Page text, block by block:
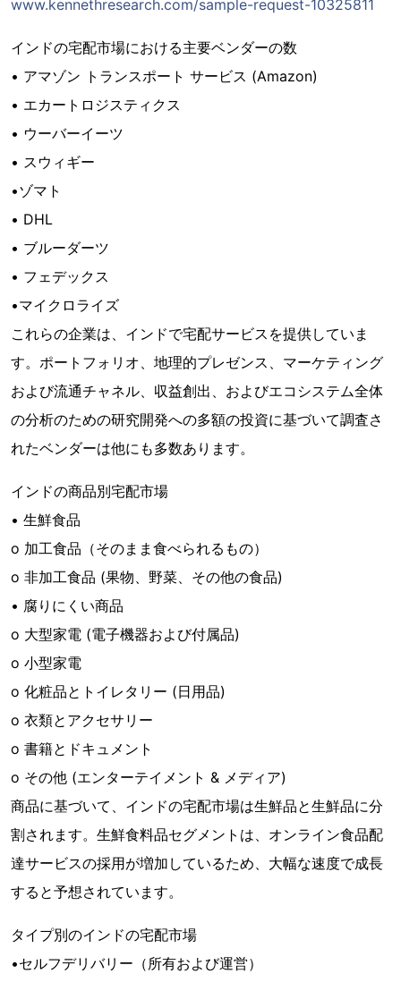
www.kennethresearch.com/sample-request-10325811
インドの宅配市場における主要ベンダーの数
• アマゾン トランスポート サービス (Amazon)
• エカートロジスティクス
• ウーバーイーツ
• スウィギー
•ゾマト
• DHL
• ブルーダーツ
• フェデックス
•マイクロライズ
これらの企業は、インドで宅配サービスを提供していま
す。ポートフォリオ、地理的プレゼンス、マーケティング
および流通チャネル、収益創出、およびエコシステム全体
の分析のための研究開発への多額の投資に基づいて調査さ
れたベンダーは他にも多数あります。
インドの商品別宅配市場
• 生鮮食品
o 加工食品（そのまま食べられるもの）
o 非加工食品 (果物、野菜、その他の食品)
• 腐りにくい商品
o 大型家電 (電子機器および付属品)
o 小型家電
o 化粧品とトイレタリー (日用品)
o 衣類とアクセサリー
o 書籍とドキュメント
o その他 (エンターテイメント & メディア)
商品に基づいて、インドの宅配市場は生鮮品と生鮮品に分
割されます。生鮮食料品セグメントは、オンライン食品配
達サービスの採用が増加しているため、大幅な速度で成長
すると予想されています。
タイプ別のインドの宅配市場
•セルフデリバリー（所有および運営）